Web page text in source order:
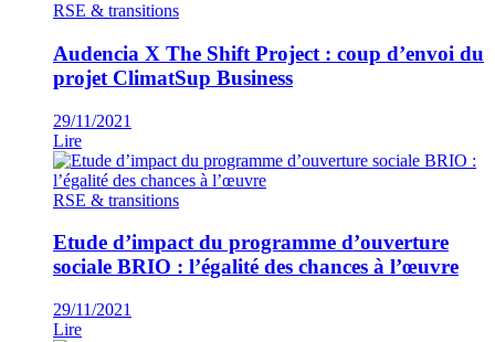
RSE & transitions
Audencia X The Shift Project : coup d’envoi du
projet ClimatSup Business
29/11/2021
Lire
RSE & transitions
Etude d’impact du programme d’ouverture
sociale BRIO : l’égalité des chances à l’œuvre
29/11/2021
Lire